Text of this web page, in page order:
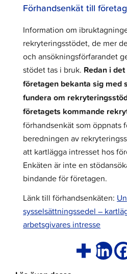
Förhandsenkät till företag
Information om
rekryteringsstödet, de mer
och ansökningsförfarandet
stödet tas i bruk. Redan i
företagen bekanta sig med
fundera om
företagets kommande
förhandsenkät som öppnats
beredningen av
att kartlägga intresset hos
Enkäten är inte en
bindande för företagen.
Länk till förhandsenkäten:
sysselsättningssedel –
arbetsgivares intresse